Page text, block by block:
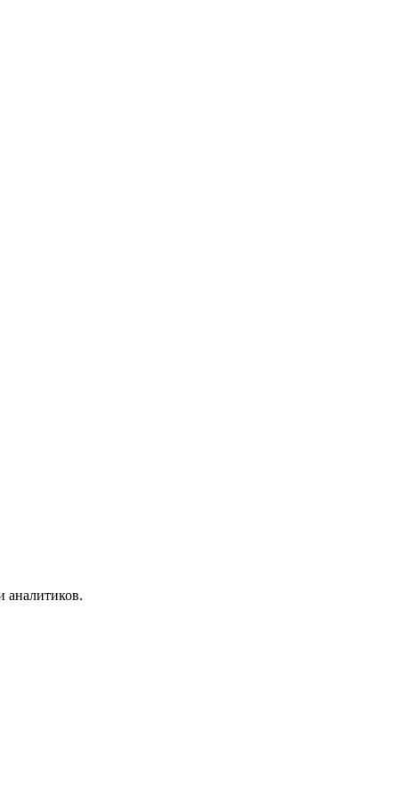
аналитиков.